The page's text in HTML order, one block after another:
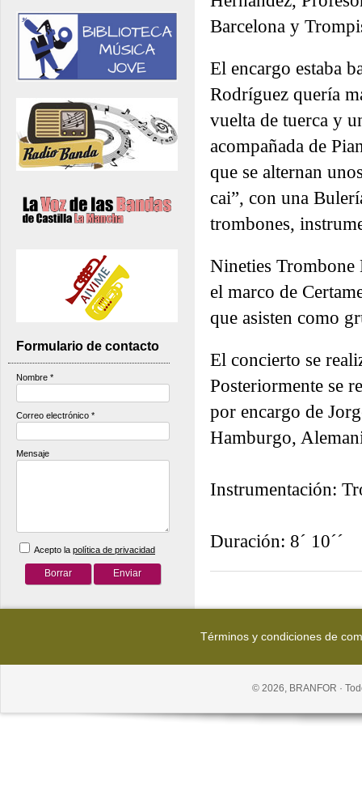
Formulario de contacto
Nombre *
Correo electrónico *
Mensaje
Acepto la política de privacidad
Barcelona y
El encargo estaba
Rodríguez quería
vuelta de tuerca y
acompañada de
que se alternan
cai”, con una
trombones,
Nineties Trombone
el marco de
que asisten como
El concierto se
Posteriormente se
por encargo de
Hamburgo,
Instrumentación:
Duración: 8´ 10´´
Términos y condiciones de
© 2026, BRANFOR ·